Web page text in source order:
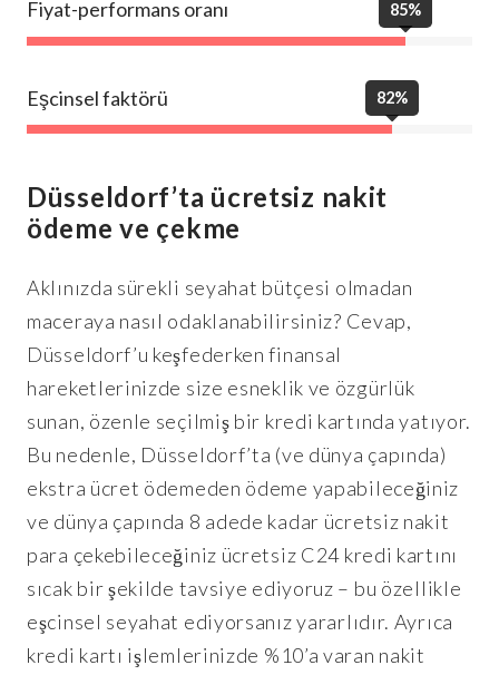
Fiyat-performans oranı 85%
Eşcinsel faktörü 82%
Düsseldorf’ta ücretsiz nakit
ödeme ve çekme
Aklınızda sürekli seyahat bütçesi olmadan
maceraya nasıl odaklanabilirsiniz? Cevap,
Düsseldorf’u keşfederken finansal
hareketlerinizde size esneklik ve özgürlük
sunan, özenle seçilmiş bir kredi kartında yatıyor.
Bu nedenle, Düsseldorf’ta (ve dünya çapında)
ekstra ücret ödemeden ödeme yapabileceğiniz
ve dünya çapında 8 adede kadar ücretsiz nakit
para çekebileceğiniz ücretsiz C24 kredi kartını
sıcak bir şekilde tavsiye ediyoruz – bu özellikle
eşcinsel seyahat ediyorsanız yararlıdır. Ayrıca
kredi kartı işlemlerinizde %10’a varan nakit